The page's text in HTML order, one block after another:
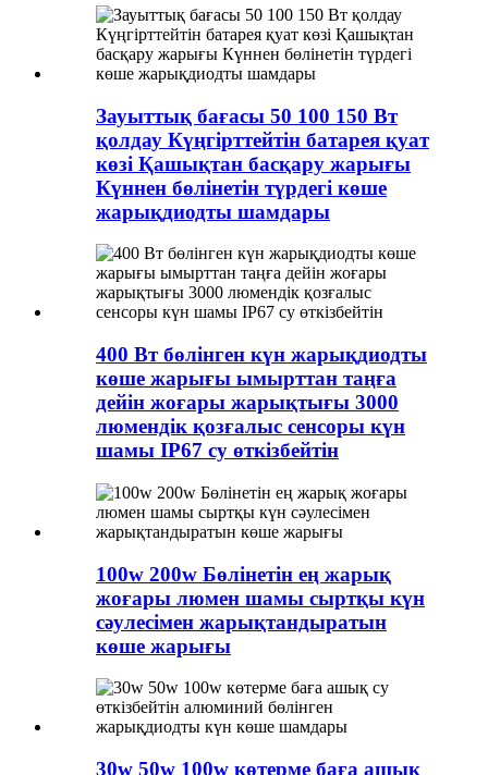
Зауыттық бағасы 50 100 150 Вт
қолдау Күңгірттейтін батарея қуат
көзі Қашықтан басқару жарығы
Күннен бөлінетін түрдегі көше
жарықдиодты шамдары
400 Вт бөлінген күн жарықдиодты
көше жарығы ымырттан таңға
дейін жоғары жарықтығы 3000
люмендік қозғалыс сенсоры күн
шамы IP67 су өткізбейтін
100w 200w Бөлінетін ең жарық
жоғары люмен шамы сыртқы күн
сәулесімен жарықтандыратын
көше жарығы
30w 50w 100w көтерме баға ашық